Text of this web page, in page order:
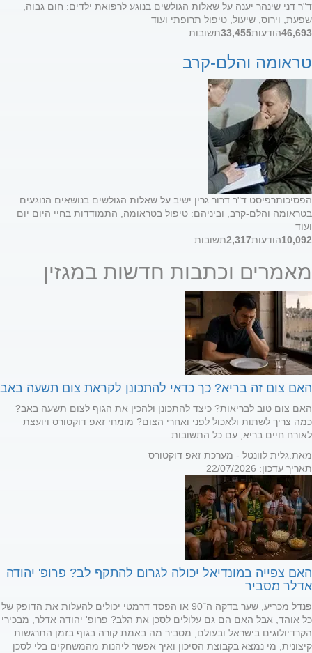
ד"ר דני שינהר יענה על שאלות הגולשים בנוגע לרפואת ילדים: חום גבוה,
שפעת, וירוס, שיעול, טיפול תרופתי ועוד
46,693הודעות33,455תשובות
טראומה והלם-קרב
הפסיכותרפיסט ד"ר דרור גרין ישיב על שאלות הגולשים בנושאים הנוגעים
בטראומה והלם-קרב, וביניהם: טיפול בטראומה, התמודדות בחיי היום יום
ועוד
10,092הודעות2,317תשובות
מאמרים וכתבות חדשות במגזין
האם צום זה בריא? כך כדאי להתכונן לקראת צום תשעה באב
האם צום טוב לבריאות? כיצד להתכונן ולהכין את הגוף לצום תשעה באב?
כמה צריך לשתות ולאכול לפני ואחרי הצום? מומחי זאפ דוקטורס ויועצת
לאורח חיים בריא, עם כל התשובות
מאת:גלית לוונטל - מערכת זאפ דוקטורס
תאריך עדכון: 22/07/2026
האם צפייה במונדיאל יכולה לגרום להתקף לב? פרופ' יהודה
אדלר מסביר
פנדל מכריע, שער בדקה ה־90 או הפסד דרמטי יכולים להעלות את הדופק של
כל אוהד, אבל האם הם גם עלולים לסכן את הלב? פרופ' יהודה אדלר, מבכירי
הקרדיולוגים בישראל ובעולם, מסביר מה באמת קורה בגוף בזמן התרגשות
קיצונית, מי נמצא בקבוצת הסיכון ואיך אפשר ליהנות מהמשחקים בלי לסכן